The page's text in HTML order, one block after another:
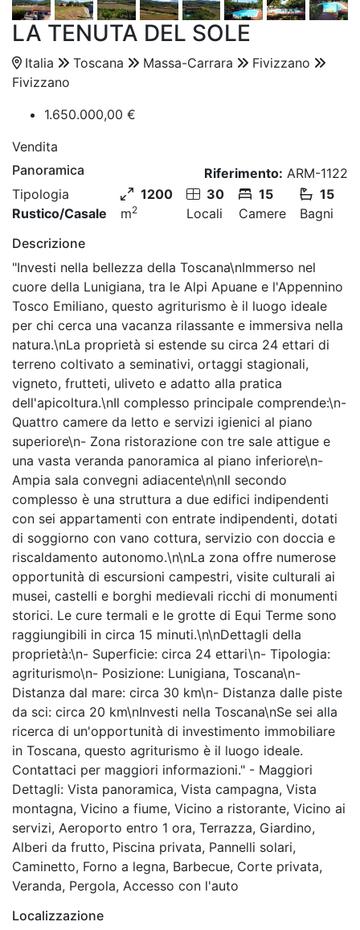
LA TENUTA DEL SOLE
Italia Toscana Massa-Carrara
Fivizzano
Fivizzano
1.650.000,00 €
Vendita
Panoramica
Riferimento: ARM-1122
Tipologia
Rustico/Casale
1200
m2
30
Locali
15
Camere
15
Bagni
Descrizione
"Investi nella bellezza della Toscana\nImmerso nel
cuore della Lunigiana, tra le Alpi Apuane e l'Appennino
Tosco Emiliano, questo agriturismo è il luogo ideale
per chi cerca una vacanza rilassante e immersiva nella
natura.\nLa proprietà si estende su circa 24 ettari di
terreno coltivato a seminativi, ortaggi stagionali,
vigneto, frutteti, uliveto e adatto alla pratica
dell'apicoltura.\nIl complesso principale comprende:\n-
Quattro camere da letto e servizi igienici al piano
superiore\n- Zona ristorazione con tre sale attigue e
una vasta veranda panoramica al piano inferiore\n-
Ampia sala convegni adiacente\n\nIl secondo
complesso è una struttura a due edifici indipendenti
con sei appartamenti con entrate indipendenti, dotati
di soggiorno con vano cottura, servizio con doccia e
riscaldamento autonomo.\n\nLa zona offre numerose
opportunità di escursioni campestri, visite culturali ai
musei, castelli e borghi medievali ricchi di monumenti
storici. Le cure termali e le grotte di Equi Terme sono
raggiungibili in circa 15 minuti.\n\nDettagli della
proprietà:\n- Superficie: circa 24 ettari\n- Tipologia:
agriturismo\n- Posizione: Lunigiana, Toscana\n-
Distanza dal mare: circa 30 km\n- Distanza dalle piste
da sci: circa 20 km\nInvesti nella Toscana\nSe sei alla
ricerca di un'opportunità di investimento immobiliare
in Toscana, questo agriturismo è il luogo ideale.
Contattaci per maggiori informazioni." - Maggiori
Dettagli: Vista panoramica, Vista campagna, Vista
montagna, Vicino a fiume, Vicino a ristorante, Vicino ai
servizi, Aeroporto entro 1 ora, Terrazza, Giardino,
Alberi da frutto, Piscina privata, Pannelli solari,
Caminetto, Forno a legna, Barbecue, Corte privata,
Veranda, Pergola, Accesso con l'auto
Localizzazione